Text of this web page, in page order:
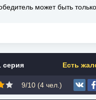
может быть
серия Есть
9/10 (4 чел.)